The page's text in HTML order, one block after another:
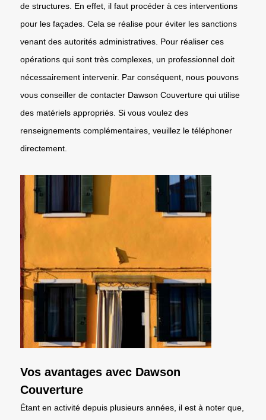
de structures. En effet, il faut procéder à ces interventions
pour les façades. Cela se réalise pour éviter les sanctions
venant des autorités administratives. Pour réaliser ces
opérations qui sont très complexes, un professionnel doit
nécessairement intervenir. Par conséquent, nous pouvons
vous conseiller de contacter Dawson Couverture qui utilise
des matériels appropriés. Si vous voulez des
renseignements complémentaires, veuillez le téléphoner
directement.
Vos avantages avec Dawson
Couverture
Étant en activité depuis plusieurs années, il est à noter que,